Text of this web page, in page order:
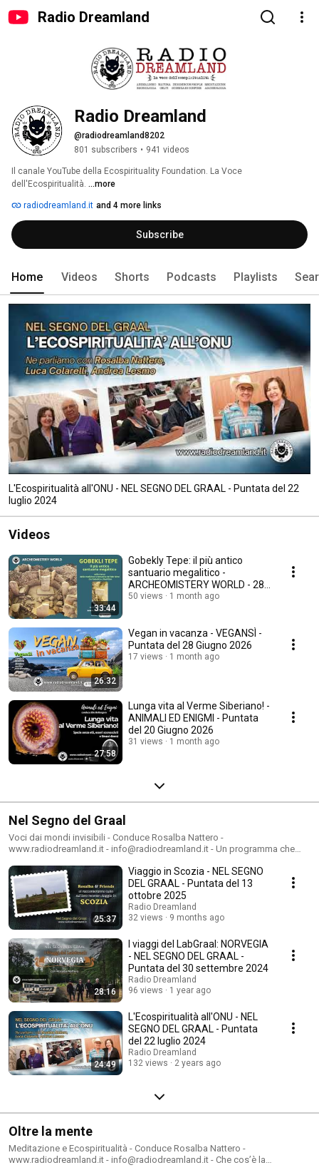
Radio Dreamland
Radio Dreamland
@radiodreamland8202
801 subscribers • 941 videos
Il canale YouTube della Ecospirituality Foundation. La Voce
dell'Ecospiritualità. ...more
radiodreamland.it and 4 more links
Subscribe
Home Videos Shorts Podcasts Playlists
L'Ecospiritualità all'ONU - NEL SEGNO DEL GRAAL - Puntata del 22
luglio 2024
Videos
33:44
Gobekly Tepe: il più antico
santuario megalitico -
ARCHEOMISTERY WORLD - 28
Giugno 2026
50 views 1 month ago
26:32
Vegan in vacanza - VEGANSÌ -
Puntata del 28 Giugno 2026
17 views 1 month ago
27:58
Lunga vita al Verme Siberiano! -
ANIMALI ED ENIGMI - Puntata
del 20 Giugno 2026
31 views 1 month ago
Nel Segno del Graal
Voci dai mondi invisibili - Conduce Rosalba Nattero -
www.radiodreamland.it - info@radiodreamland.it - Un programma che
limiti dell’universo conosciuto, in una indagine del mondo che ci circonda
e di ciò che siamo, con tutte le nostre potenzialità, è lo spirito che anima
la trasmissione. Il programma affronta tutti quei mondi che non trovano
normalmente spazio nella cultura imperante. Sacche culturali considerate
minori, spesso definite in maniera dispregiativa “pseudoscienze”, eppure
utili per avere una visione del mondo senza paletti ideologici. Parleremo
di animali, di Popoli nativi, di scienza, di meditazione. Porteremo avanti gli
obiettivi che si prefigge questa radio libera, ossia fare vera informazione
nell’era della disinformazione.
25:37
Viaggio in Scozia - NEL SEGNO
DEL GRAAL - Puntata del 13
ottobre 2025
Radio Dreamland
32 views
9 months ago
28:16
I viaggi del LabGraal: NORVEGIA
- NEL SEGNO DEL GRAAL -
Puntata del 30 settembre 2024
Radio Dreamland
96 views
1 year ago
24:49
L'Ecospiritualità all'ONU - NEL
SEGNO DEL GRAAL - Puntata
del 22 luglio 2024
Radio Dreamland
132 views
2 years ago
Oltre la mente
Meditazione e Ecospiritualità - Conduce Rosalba Nattero -
www.radiodreamland.it - info@radiodreamland.it - Che cos’è la